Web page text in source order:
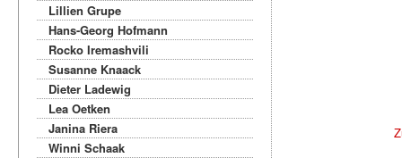
Lillien Grupe
Hans-Georg Hofmann
Rocko Iremashvili
Susanne Knaack
Dieter Ladewig
Lea Oetken
Janina Riera
Winni Schaak